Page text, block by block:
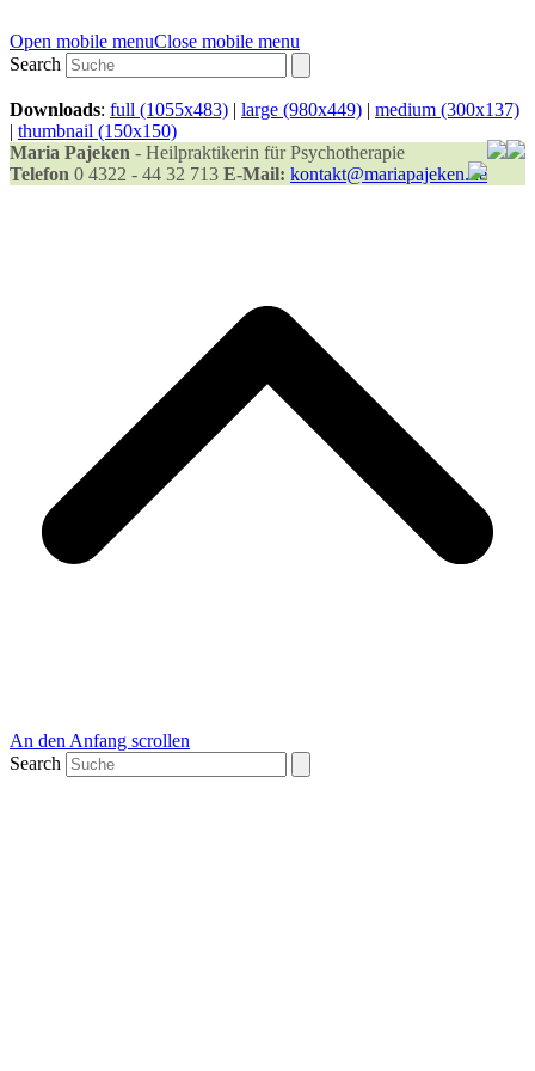
Open mobile menuClose mobile menu
Search
Downloads: full (1055x483) | large (980x449) | medium (300x137)
| thumbnail (150x150)
Maria Pajeken - Heilpraktikerin für Psychotherapie
Telefon 0 4322 - 44 32 713 E-Mail: kontakt@mariapajeken.de
An den Anfang scrollen
Search